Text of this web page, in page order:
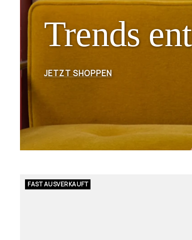
Trends
JETZT SHOPPEN
FAST AUSVERKAUFT